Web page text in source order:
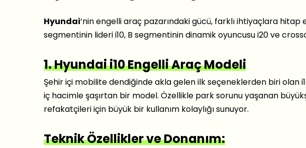
Hyundai‘nin engelli araç pazarındaki gücü, farklı ihtiyaçlara
segmentinin lideri i10, B segmentinin dinamik oyuncusu i20 ve
1. Hyundai i10 Engelli Araç Modeli
Şehir içi mobilite dendiğinde akla gelen ilk seçeneklerden biri olan
iç hacimle şaşırtan bir model. Özellikle park sorunu yaşanan
refakatçileri için büyük bir kullanım kolaylığı sunuyor.
Teknik Özellikler ve Donanım: